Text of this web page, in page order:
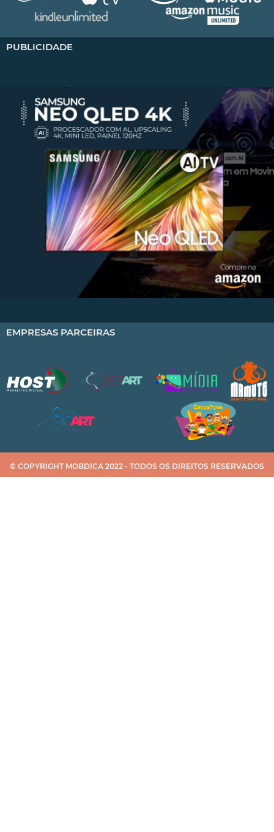
PUBLICIDADE
EMPRESAS PARCEIRAS
© COPYRIGHT MOBDICA 2022 - TODOS OS DIREITOS RESERVADOS